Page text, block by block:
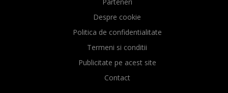
Despre cookie
Politica de confidentialitate
Termeni si conditii
Publicitate pe acest site
Contact